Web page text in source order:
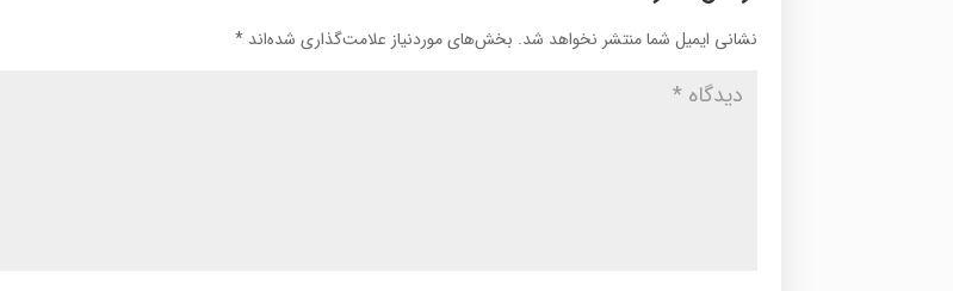
نشانی ایمیل شما منتشر نخواهد شد. بخش‌های موردنیاز علامت‌گذاری شده‌اند*